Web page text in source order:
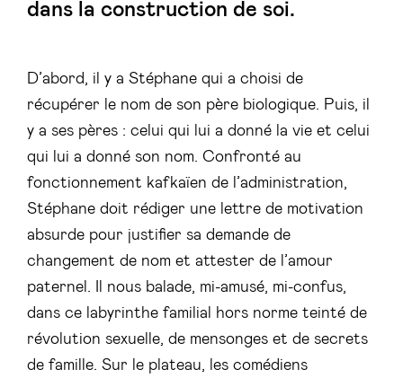
dans la construction de soi.
D’abord, il y a Stéphane qui a choisi de
récupérer le nom de son père biologique. Puis, il
y a ses pères : celui qui lui a donné la vie et celui
qui lui a donné son nom. Confronté au
fonctionnement kafkaïen de l’administration,
Stéphane doit rédiger une lettre de motivation
absurde pour justifier sa demande de
changement de nom et attester de l’amour
paternel. Il nous balade, mi-amusé, mi-confus,
dans ce labyrinthe familial hors norme teinté de
révolution sexuelle, de mensonges et de secrets
de famille. Sur le plateau, les comédiens